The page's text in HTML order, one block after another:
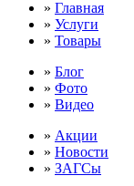
» Главная
» Услуги
» Товары
» Блог
» Фото
» Видео
» Акции
» Новости
» ЗАГСы